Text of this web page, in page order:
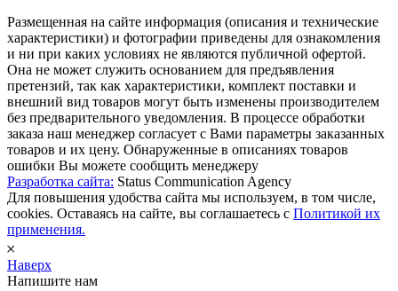
Размещенная на сайте информация (описания и технические
характеристики) и фотографии приведены для ознакомления
и ни при каких условиях не являются публичной офертой.
Она не может служить основанием для предъявления
претензий, так как характеристики, комплект поставки и
внешний вид товаров могут быть изменены производителем
без предварительного уведомления. В процессе обработки
заказа наш менеджер согласует с Вами параметры заказанных
товаров и их цену. Обнаруженные в описаниях товаров
ошибки Вы можете сообщить менеджеру
Разработка сайта: Status Communication Agency
Для повышения удобства сайта мы используем, в том числе,
cookies. Оставаясь на сайте, вы соглашаетесь с Политикой их
применения.
𐄂
Наверх
Напишите нам